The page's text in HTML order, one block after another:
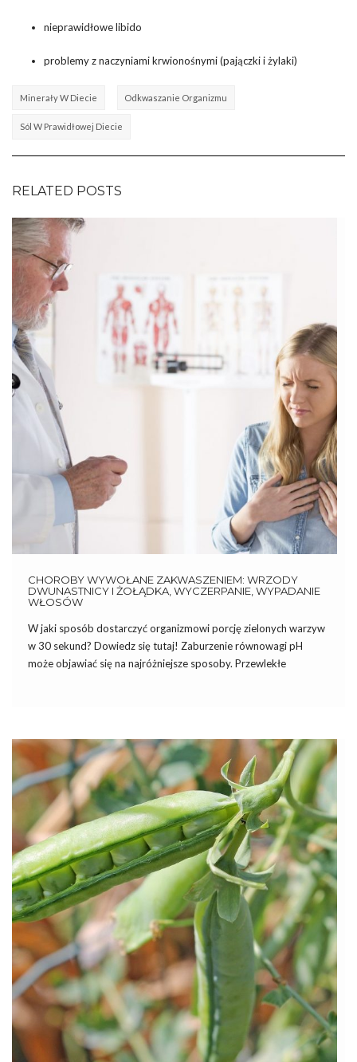
nieprawidłowe libido
problemy z naczyniami krwionośnymi (pajączki i żylaki)
Minerały W Diecie Odkwaszanie Organizmu
Sól W Prawidłowej Diecie
RELATED POSTS
CHOROBY WYWOŁANE ZAKWASZENIEM: WRZODY
DWUNASTNICY I ŻOŁĄDKA, WYCZERPANIE, WYPADANIE
WŁOSÓW
W jaki sposób dostarczyć organizmowi porcję zielonych warzyw
w 30 sekund? Dowiedz się tutaj! Zaburzenie równowagi pH
może objawiać się na najróżniejsze sposoby. Przewlekłe